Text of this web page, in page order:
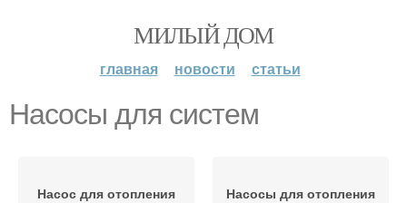
МИЛЫЙ ДОМ
главная новости статьи
Насосы для систем
Насос для отопления Насосы для отопления